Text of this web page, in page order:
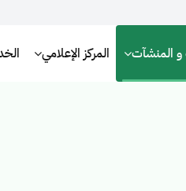
و المنشآت المركز الإعلامي